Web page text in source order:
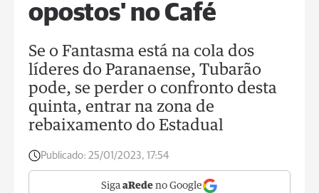
opostos' no Café
Se o Fantasma está na cola dos
líderes do Paranaense, Tubarão
pode, se perder o confronto desta
quinta, entrar na zona de
rebaixamento do Estadual
Publicado: 25/01/2023, 17:54
Siga aRede no Google